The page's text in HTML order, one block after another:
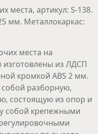
места, артикул: S-138.
мм. Металлокаркас:
места на
из ЛДСП
кромкой ABS 2 мм.
разборную,
состоящую из опор и
собой крепежными